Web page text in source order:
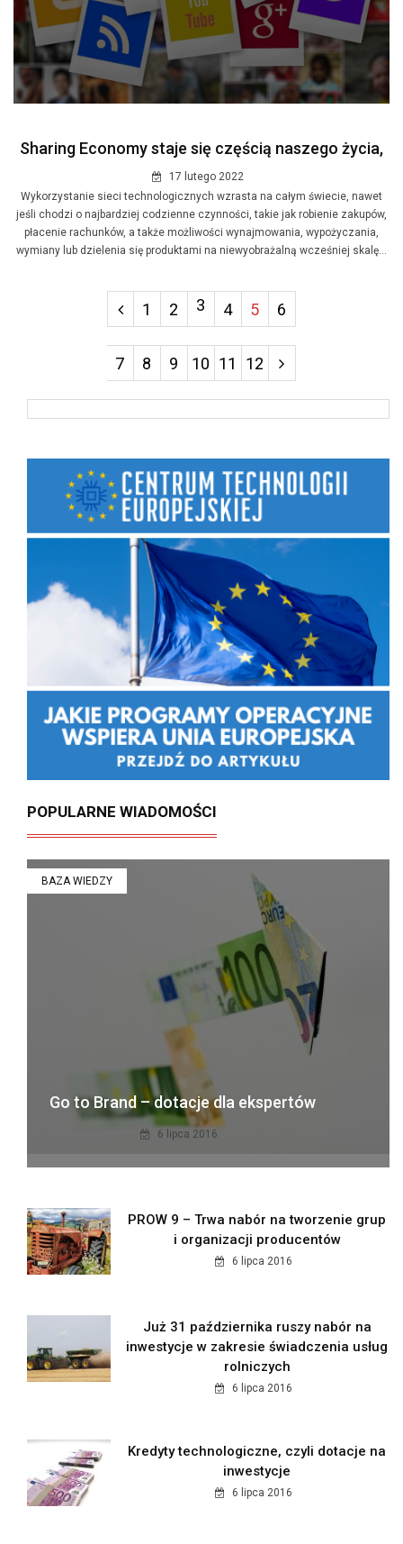
Sharing Economy staje się częścią naszego życia,
17 lutego 2022
Wykorzystanie sieci technologicznych wzrasta na całym świecie, nawet
jeśli chodzi o najbardziej codzienne czynności, takie jak robienie zakupów,
płacenie rachunków, a także możliwości wynajmowania, wypożyczania,
wymiany lub dzielenia się produktami na niewyobrażalną wcześniej skalę...
1 2 3 4 5 6
7 8 9 10 11 12
POPULARNE WIADOMOŚCI
BAZA WIEDZY
Go to Brand – dotacje dla ekspertów
6 lipca 2016
PROW 9 – Trwa nabór na tworzenie grup
i organizacji producentów
6 lipca 2016
Już 31 października ruszy nabór na
inwestycje w zakresie świadczenia usług
rolniczych
6 lipca 2016
Kredyty technologiczne, czyli dotacje na
inwestycje
6 lipca 2016